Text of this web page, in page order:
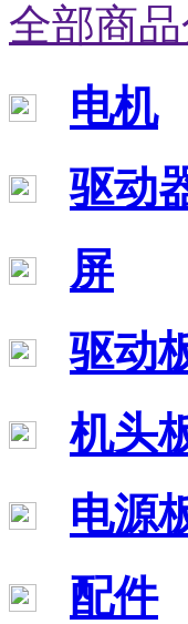
全部商
电机
驱动
屏
驱动
机头
电源
配件